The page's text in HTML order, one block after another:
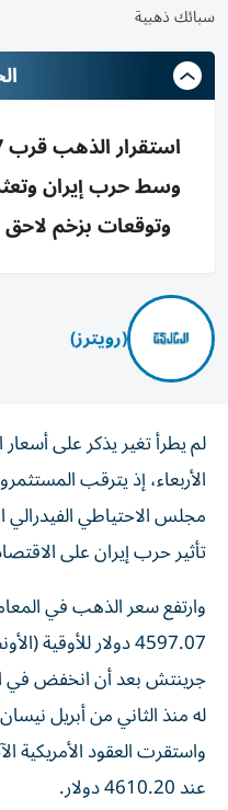
سبائك ذهبية
وتوقعات بزخم
(رويترز)
لم يطرأ تغير يذكر على
الأربعاء، إذ يترقب
مجلس الاحتياطي الفيدرالي
تأثير حرب إيران على
جرينتش بعد أن انخفض في
له ‌منذ الثاني من أبريل
واستقرت العقود الأمريكية
عند 4610.20 دولار.